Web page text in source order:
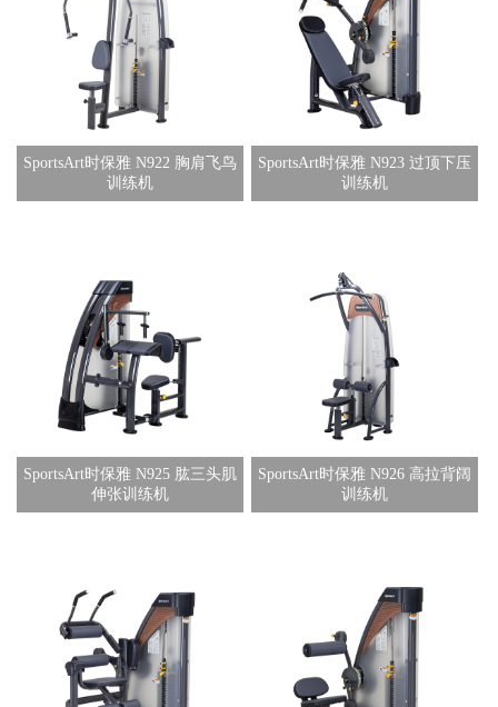
SportsArt时保雅 N922 胸肩飞鸟
训练机
SportsArt时保雅 N923 过顶下压
训练机
SportsArt时保雅 N925 肱三头肌
伸张训练机
SportsArt时保雅 N926 高拉背阔
训练机